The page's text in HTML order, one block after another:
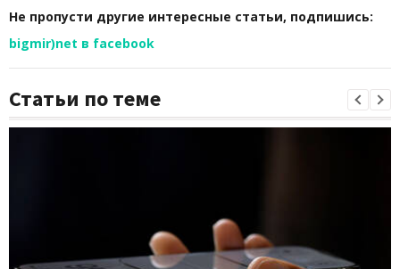
Не пропусти другие интересные статьи, подпишись:
bigmir)net в facebook
Статьи по теме